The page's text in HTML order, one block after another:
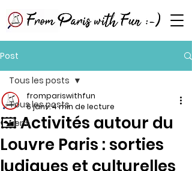
Post
Tous les posts
Liens
Tous les posts
🖼️ Activités autour du
Louvre Paris : sorties
ludiques et culturelles
frompariswithfun
6 janv.4 min de lecture